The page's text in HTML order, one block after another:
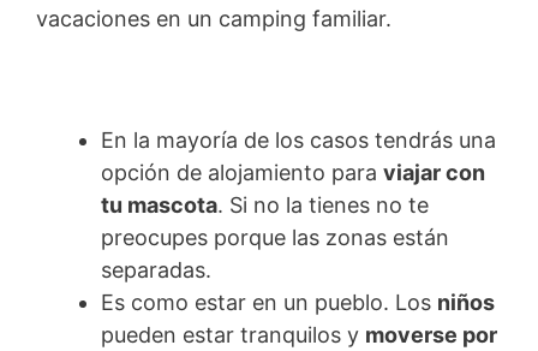
vacaciones en un camping familiar.
En la mayoría de los casos tendrás una
opción de alojamiento para viajar con
tu mascota. Si no la tienes no te
preocupes porque las zonas están
separadas.
Es como estar en un pueblo. Los niños
pueden estar tranquilos y moverse por